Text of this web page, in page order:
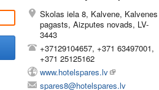
Skolas iela 8, Kalvene, Kalvenes
pagasts, Aizputes novads, LV-
3443
+37129104657, +371 63497001,
+371 25125162
www.hotelspares.lv
spares8@hotelspares.lv